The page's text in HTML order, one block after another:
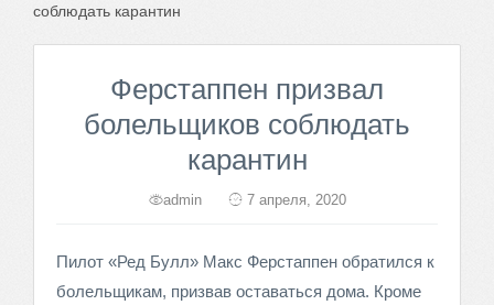
соблюдать карантин
Ферстаппен призвал
болельщиков соблюдать
карантин
admin 7 апреля, 2020
Пилот «Ред Булл» Макс Ферстаппен обратился к
болельщикам, призвав оставаться дома. Кроме